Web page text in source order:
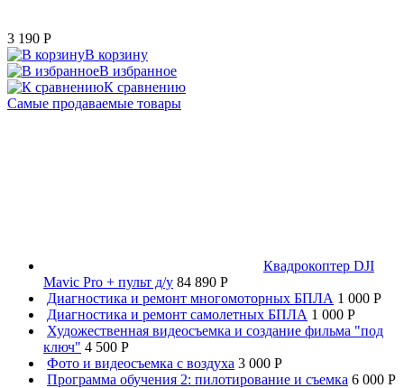
3 190 P
В корзину
В избранное
К сравнению
Самые продаваемые товары
Квадрокоптер DJI
Mavic Pro + пульт д/у 84 890 P
Диагностика и ремонт многомоторных БПЛА 1 000 P
Диагностика и ремонт самолетных БПЛА 1 000 P
Художественная видеосъемка и создание фильма "под
ключ" 4 500 P
Фото и видеосъемка с воздуха 3 000 P
Программа обучения 2: пилотирование и съемка 6 000 P